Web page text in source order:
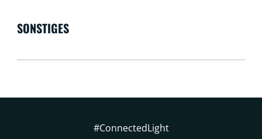
SONSTIGES
#ConnectedLight